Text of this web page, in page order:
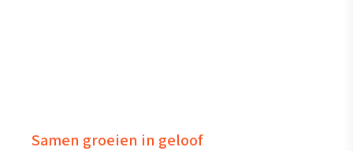
Samen groeien in geloof